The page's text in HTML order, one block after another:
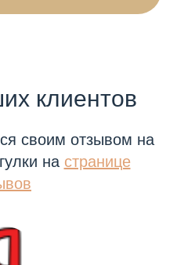
клиентов
своим отзывом на
на странице